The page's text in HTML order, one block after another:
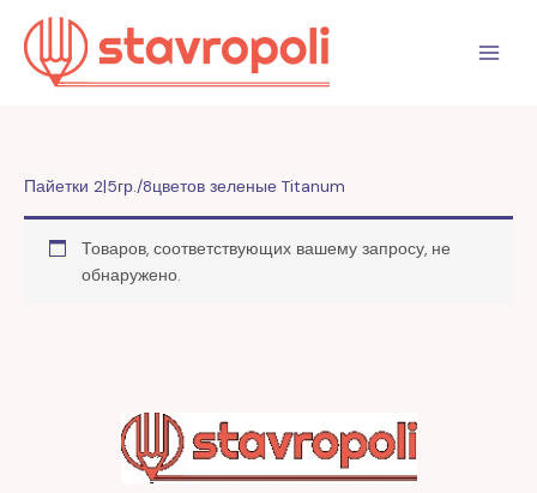
Перейти
содержимому
Пайетки 2|5гр./8цветов зеленые Titanum
Товаров, соответствующих вашему запросу, не
обнаружено.